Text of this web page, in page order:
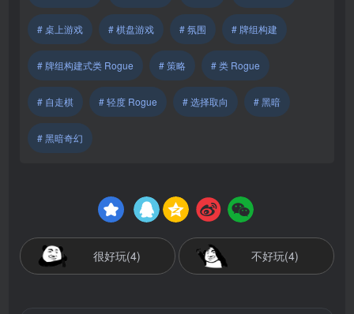
# 桌上游戏 # 棋盘游戏 # 氛围 # 牌组构建
# 牌组构建式类 Rogue # 策略 # 类 Rogue
# 自走棋 # 轻度 Rogue # 选择取向 # 黑暗
# 黑暗奇幻
很好玩(4) 不好玩(4)